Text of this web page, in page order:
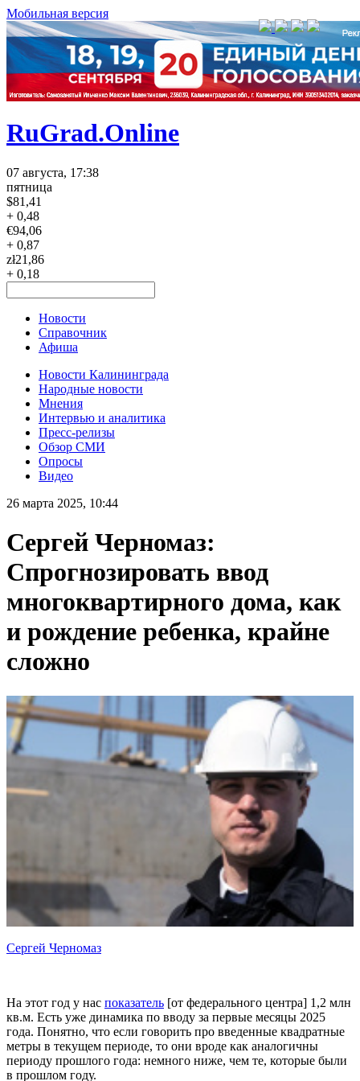
Мобильная версия
RuGrad.Online
07 августа, 17:38
пятница
$81,41
+ 0,48
€94,06
+ 0,87
zł21,86
+ 0,18
Новости
Справочник
Афиша
Новости Калининграда
Народные новости
Мнения
Интервью и аналитика
Пресс-релизы
Обзор СМИ
Опросы
Видео
26 марта 2025, 10:44
Сергей Черномаз:
Спрогнозировать ввод
многоквартирного дома, как
и рождение ребенка, крайне
сложно
Сергей Черномаз
На этот год у нас показатель [от федерального центра] 1,2 млн
кв.м. Есть уже динамика по вводу за первые месяцы 2025
года. Понятно, что если говорить про введенные квадратные
метры в текущем периоде, то они вроде как аналогичны
периоду прошлого года: немного ниже, чем те, которые были
в прошлом году.